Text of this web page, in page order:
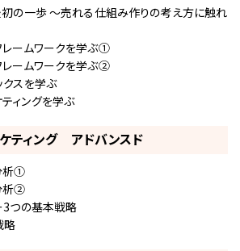
初の一歩 ～売れる仕組み作りの考え方に触れ
レームワークを学ぶ①
レームワークを学ぶ②
クスを学ぶ
ィングを学ぶ
ティング アドバンスド
析①
析②
3つの基本戦略
略